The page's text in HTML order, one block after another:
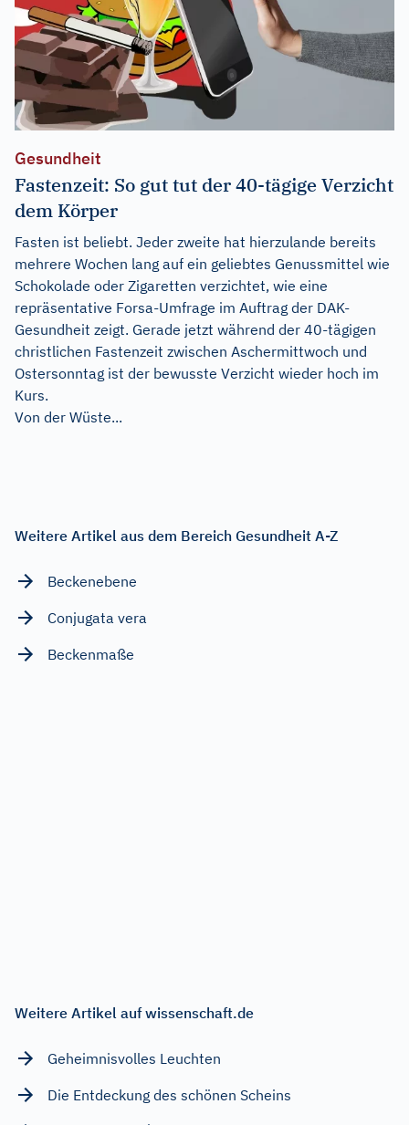
Gesundheit
Fastenzeit: So gut tut der 40-tägige Verzicht
dem Körper
Fasten ist beliebt. Jeder zweite hat hierzulande bereits
mehrere Wochen lang auf ein geliebtes Genussmittel wie
Schokolade oder Zigaretten verzichtet, wie eine
repräsentative Forsa-Umfrage im Auftrag der DAK-
Gesundheit zeigt. Gerade jetzt während der 40-tägigen
christlichen Fastenzeit zwischen Aschermittwoch und
Ostersonntag ist der bewusste Verzicht wieder hoch im
Kurs.
Von der Wüste...
Weitere Artikel aus dem Bereich Gesundheit A-Z
Beckenebene
Conjugata vera
Beckenmaße
Weitere Artikel auf wissenschaft.de
Geheimnisvolles Leuchten
Die Entdeckung des schönen Scheins